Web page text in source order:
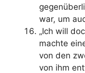
war, um
„Ich will
machte
von den
von ihm